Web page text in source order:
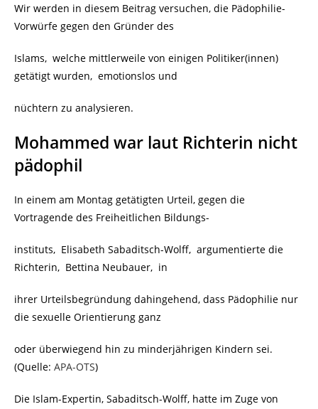
Wir werden in diesem Beitrag versuchen, die Pädophilie-
Vorwürfe gegen den Gründer des
Islams, welche mittlerweile von einigen Politiker(innen)
getätigt wurden, emotionslos und
nüchtern zu analysieren.
Mohammed war laut Richterin nicht
pädophil
In einem am Montag getätigten Urteil, gegen die
Vortragende des Freiheitlichen Bildungs-
instituts, Elisabeth Sabaditsch-Wolff, argumentierte die
Richterin, Bettina Neubauer, in
ihrer Urteilsbegründung dahingehend, dass Pädophilie nur
die sexuelle Orientierung ganz
oder überwiegend hin zu minderjährigen Kindern sei.
(Quelle: APA-OTS)
Die Islam-Expertin, Sabaditsch-Wolff, hatte im Zuge von